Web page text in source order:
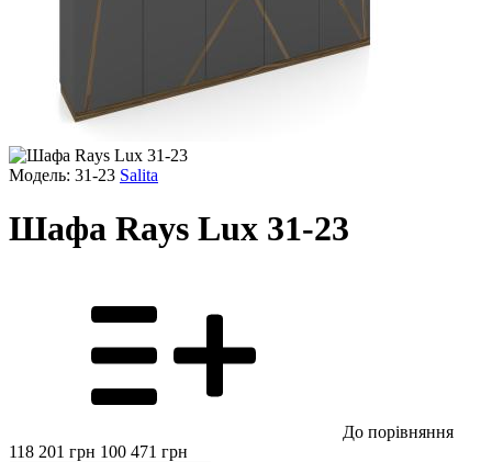
Модель: 31-23 Salita
Шафа Rays Lux 31-23
До порівняння
118 201 грн 100 471 грн